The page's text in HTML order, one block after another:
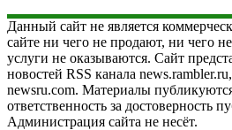
Данный сайт не является
сайте ни чего не продают, ни чего
услуги не оказываются. Сайт
новостей RSS канала
newsru.com. Материалы
ответственность за достоверность
Администрация сайта не несёт.